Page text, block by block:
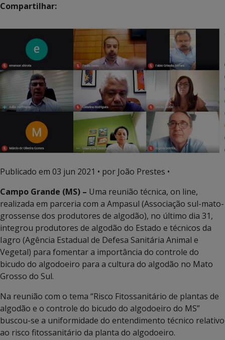
Compartilhar:
Publicado em 03 jun 2021 • por João Prestes •
Campo Grande (MS) – Uma reunião técnica, on line,
realizada em parceria com a Ampasul (Associação sul-mato-
grossense dos produtores de algodão), no último dia 31,
integrou produtores de algodão do Estado e técnicos da
Iagro (Agência Estadual de Defesa Sanitária Animal e
Vegetal) para fomentar a importância do controle do
bicudo do algodoeiro para a cultura do algodão no Mato
Grosso do Sul.
Na reunião com o tema “Risco Fitossanitário de plantas de
algodão e o controle do bicudo do algodoeiro do MS”
buscou-se a uniformidade do entendimento técnico relativo
ao risco fitossanitário da planta do algodoeiro.